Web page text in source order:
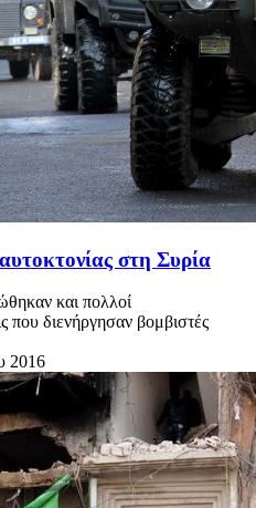
στη Συρία
και πολλοί
που διενήργησαν βομβιστές
2016